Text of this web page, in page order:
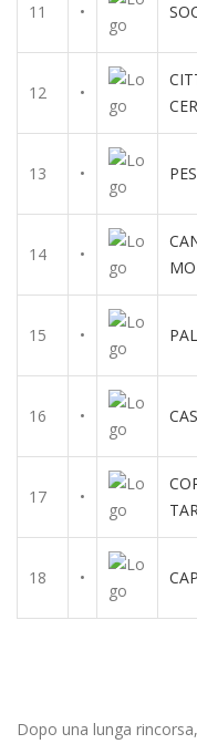
11 •
12 •
13 •
14 •
15 •
16 •
17 •
18 •
Dopo una lunga